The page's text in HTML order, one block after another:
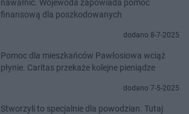
nawałnic. Wojewoda zapowiada pomoc
finansową dla poszkodowanych
dodano 8-7-2025
Pomoc dla mieszkańców Pawłosiowa wciąż
płynie. Caritas przekaże kolejne pieniądze
dodano 7-5-2025
Stworzyli to specjalnie dla powodzian. Tutaj